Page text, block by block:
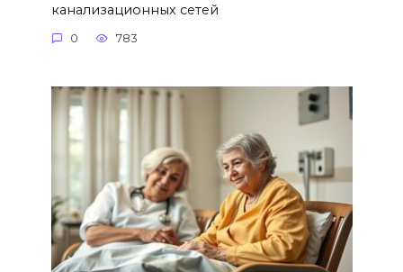
канализационных сетей
0 783